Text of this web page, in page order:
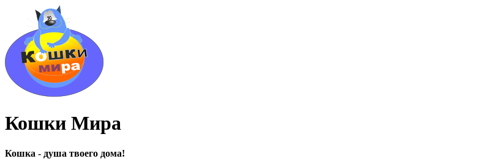
Кошки Мира
Кошка - душа твоего дома!